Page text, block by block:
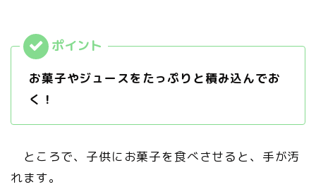
お菓子やジュースをたっぷりと積み込んでお
く！
ところで、子供にお菓子を食べさせると、手が汚
れます。